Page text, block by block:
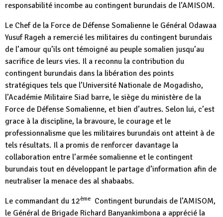
responsabilité incombe au contingent burundais de l’AMISOM.
Le Chef de la Force de Défense Somalienne le Général Odawaa
Yusuf Rageh a remercié les militaires du contingent burundais
de l’amour qu’ils ont témoigné au peuple somalien jusqu’au
sacrifice de leurs vies. Il a reconnu la contribution du
contingent burundais dans la libération des points
stratégiques tels que l’Université Nationale de Mogadisho,
l’Académie Militaire Siad barre, le siège du ministère de la
Force de Défense Somalienne, et bien d’autres. Selon lui, c’est
grace à la discipline, la bravoure, le courage et le
professionnalisme que les militaires burundais ont atteint à de
tels résultats. Il a promis de renforcer davantage la
collaboration entre l’armée somalienne et le contingent
burundais tout en développant le partage d’information afin de
neutraliser la menace des al shabaabs.
Le commandant du 12ème Contingent burundais de l’AMISOM,
le Général de Brigade Richard Banyankimbona a apprécié la